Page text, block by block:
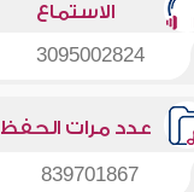
الاستماع
3095002824
عدد مرات الحفظ
839701867